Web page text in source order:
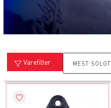
Varefilter MEST SOLGT